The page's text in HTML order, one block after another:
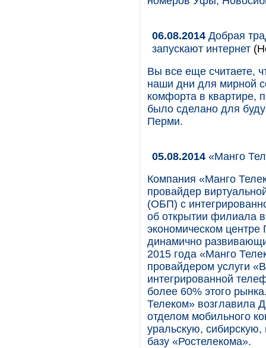
06.08.2014 Добрая
запускают интернет
Вы все еще считаете,
наши дни для мирной
комфорта в квартире,
было сделано для
Перми.
05.08.2014 «Манго
Компания «Манго
провайдер
(ОБП) с
об открытии филиала
экономическом центре
динамично
2015 года «Манго
провайдером услуги
интегрированной
более 60% этого
Телеком» возглавила
отделом мобильного
уральскую,
базу «Ростелекома».